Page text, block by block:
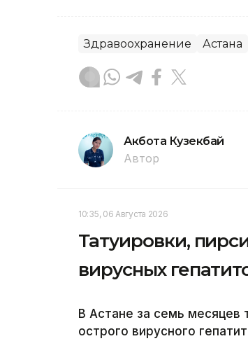
Здравоохранение Астана
Акбота Кузекбай
Автор
10:35, 06 Августа 2026
Татуировки,
вирусных
В Астане за семь месяцев
острого вирусного